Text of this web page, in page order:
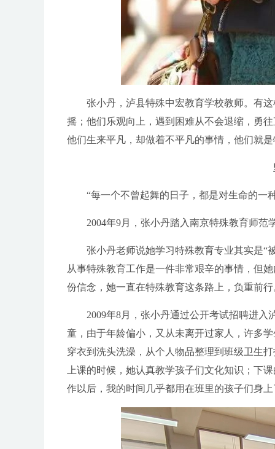
张小丹，泸县特殊中宏教育学校教师。有这
摇；他们乐观向上，遇到困难从不会退缩，勇
他们生来平凡，却做着不平凡的事情，他们就
“每一个不曾起舞的日子，都是对生命的一
2004年9月，张小丹踏入南京特殊教育师范
张小丹老师说她学习特殊教育专业其实是“
从事特殊教育工作是一件非常艰辛的事情，但
份信念，她一直在特殊教育这条路上，负重前行
2009年8月，张小丹通过公开考试招聘进入
童，由于年龄偏小，又从未离开过家人，许多
穿衣到洗头洗澡，从个人物品整理到班级卫生
上课的时候，她认真教学孩子们文化知识；下
作以后，我的时间几乎都用在班里的孩子们身上